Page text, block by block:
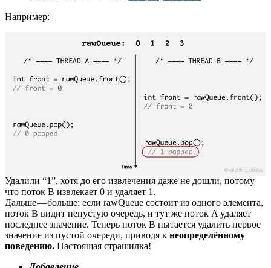
Например:
Удалили “1”, хотя до его извлечения даже не дошли, потому
что поток B извлекает 0 и удаляет 1.
Дальше — больше: если rawQueue состоит из одного элемента,
поток B видит непустую очередь, и тут же поток A удаляет
последнее значение. Теперь поток B пытается удалить первое
значение из пустой очереди, приводя к неопределённому
поведению. Настоящая страшилка!